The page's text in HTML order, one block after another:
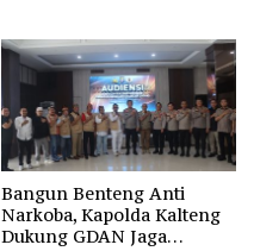
Bangun Benteng Anti
Narkoba, Kapolda Kalteng
Dukung GDAN Jaga